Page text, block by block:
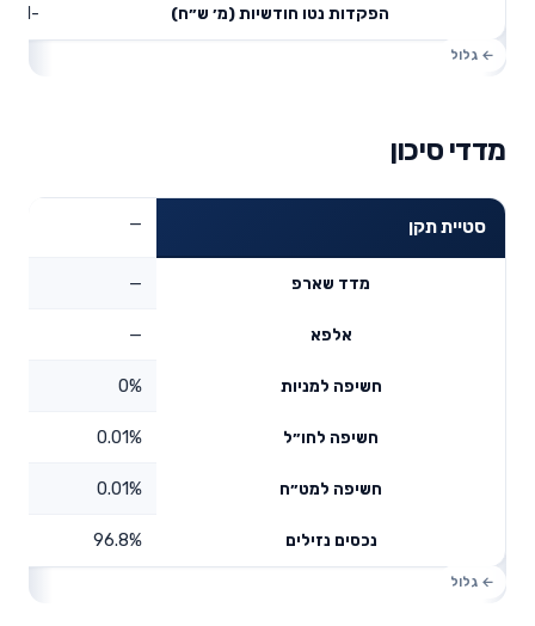
הפקדות נטו חודשיות (מ׳ ש״ח) -0.01
מדדי סיכון
סטיית תקן —
מדד שארפ —
אלפא —
חשיפה למניות 0%
חשיפה לחו״ל 0.01%
חשיפה למט״ח 0.01%
נכסים נזילים 96.8%